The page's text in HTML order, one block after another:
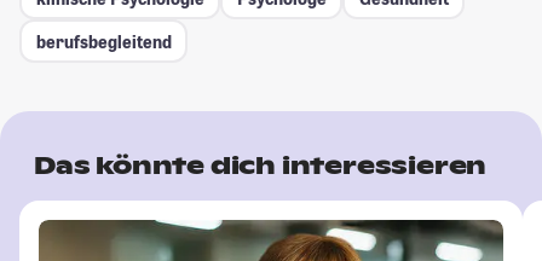
berufsbegleitend
Das könnte dich interessieren